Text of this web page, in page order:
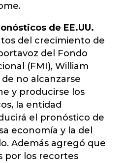
de EE.UU.
del crecimiento de
del Fondo
(FMI), William
no alcanzarse
y producirse los
la entidad
el pronóstico de
economía y la del
Además agregó que
por los recortes